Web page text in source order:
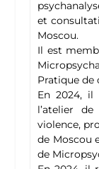
et
Moscou.
Il est
Pratique de
En 2024, il
l’atelier
violence,
de Moscou
de